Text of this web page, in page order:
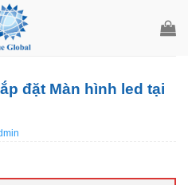
đặt Màn hình led tại